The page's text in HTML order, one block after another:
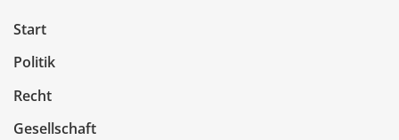
Start
Politik
Recht
Gesellschaft